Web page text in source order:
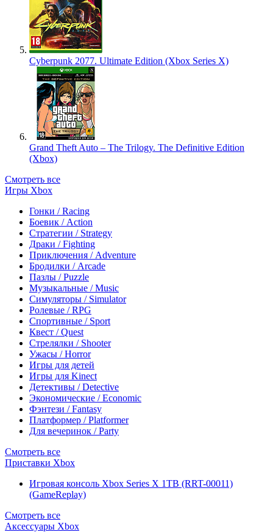
Cyberpunk 2077. Ultimate Edition (Xbox Series X)
Grand Theft Auto – The Trilogy. The Definitive Edition
(Xbox)
Смотреть все
Игры Xbox
Гонки / Racing
Боевик / Action
Стратегии / Strategy
Драки / Fighting
Приключения / Adventure
Бродилки / Arcade
Пазлы / Puzzle
Музыкальные / Music
Симуляторы / Simulator
Ролевые / RPG
Спортивные / Sport
Квест / Quest
Стрелялки / Shooter
Ужасы / Horror
Игры для детей
Игры для Kinect
Детективы / Detective
Экономические / Economic
Фэнтези / Fantasy
Платформер / Platformer
Для вечеринок / Party
Смотреть все
Приставки Xbox
Игровая консоль Xbox Series X 1TB (RRT-00011)
(GameReplay)
Смотреть все
Аксессуары Xbox